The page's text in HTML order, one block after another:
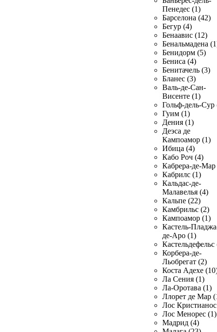
Пенедес (1)
Барселона (42)
Бегур (4)
Бенаавис (12)
Бенальмадена
Бенидорм (5)
Бениса (4)
Бенитачель (3)
Бланес (3)
Валь-де-Сан-
Висенте (1)
Гольф-дель-Сур
Гуим (1)
Дения (1)
Деэса де
Кампоамор (1)
Ибица (4)
Кабо Роч (4)
Кабрера-де-Мар
Кабрилс (1)
Кальдас-де-
Малавелья (4)
Кальпе (22)
Камбрильс (2)
Кампоамор (1)
Кастель-
де-Аро (1)
Кастельдефельс
Корбера-де-
Льобрегат (2)
Коста Адехе
Ла Сения (1)
Ла-Оротава (1)
Ллорет де Мар
Лос
Лос Менорес (1)
Мадрид (4)